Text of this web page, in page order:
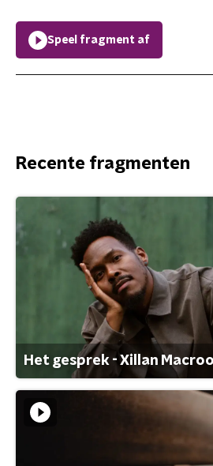
Speel fragment af
Recente fragmenten
Het gesprek - Xillan